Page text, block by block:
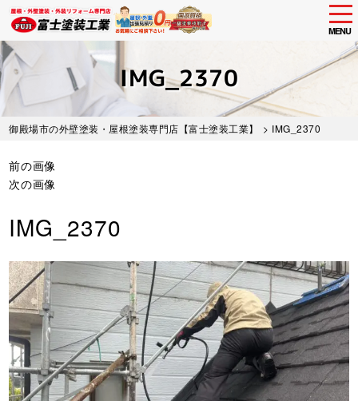
Skip
to
main
content
MENU
IMG_2370
御殿場市の外壁塗装・屋根塗装専門店【富士塗装工業】 > IMG_2370
前の画像
次の画像
IMG_2370